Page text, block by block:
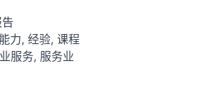
力, 经验, 课程
服务, 服务业